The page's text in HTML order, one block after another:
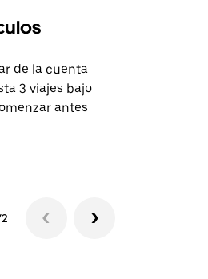
de la cuenta
3 viajes bajo
antes